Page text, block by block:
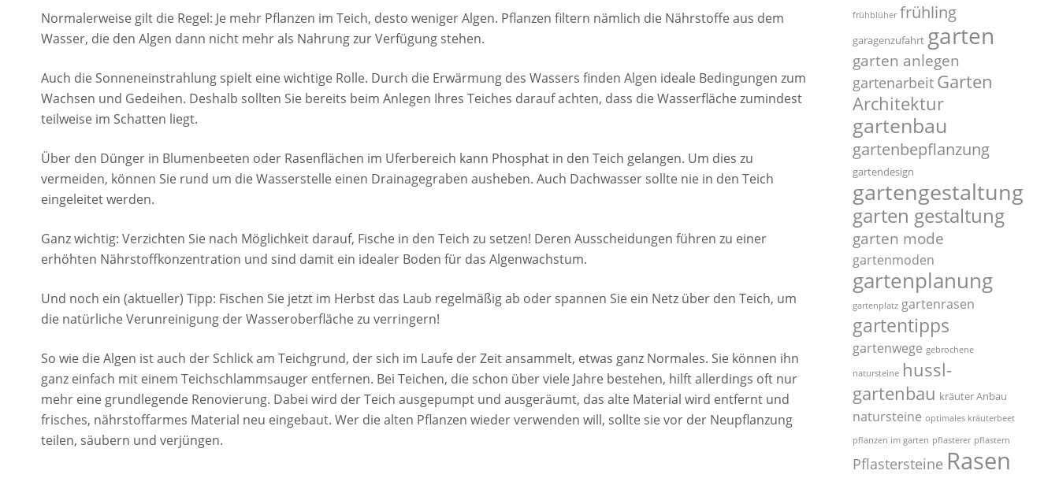
Normalerweise gilt die Regel: Je mehr Pflanzen im Teich, desto weniger Algen. Pflanzen filtern nämlich die Nährstoffe aus dem
Wasser, die den Algen dann nicht mehr als Nahrung zur Verfügung stehen.
Auch die Sonneneinstrahlung spielt eine wichtige Rolle. Durch die Erwärmung des Wassers finden Algen ideale Bedingungen zum
Wachsen und Gedeihen. Deshalb sollten Sie bereits beim Anlegen Ihres Teiches darauf achten, dass die Wasserfläche zumindest
teilweise im Schatten liegt.
Über den Dünger in Blumenbeeten oder Rasenflächen im Uferbereich kann Phosphat in den Teich gelangen. Um dies zu
vermeiden, können Sie rund um die Wasserstelle einen Drainagegraben ausheben. Auch Dachwasser sollte nie in den Teich
eingeleitet werden.
Ganz wichtig: Verzichten Sie nach Möglichkeit darauf, Fische in den Teich zu setzen! Deren Ausscheidungen führen zu einer
erhöhten Nährstoffkonzentration und sind damit ein idealer Boden für das Algenwachstum.
Und noch ein (aktueller) Tipp: Fischen Sie jetzt im Herbst das Laub regelmäßig ab oder spannen Sie ein Netz über den Teich, um
die natürliche Verunreinigung der Wasseroberfläche zu verringern!
So wie die Algen ist auch der Schlick am Teichgrund, der sich im Laufe der Zeit ansammelt, etwas ganz Normales. Sie können ihn
ganz einfach mit einem Teichschlammsauger entfernen. Bei Teichen, die schon über viele Jahre bestehen, hilft allerdings oft nur
mehr eine grundlegende Renovierung. Dabei wird der Teich ausgepumpt und ausgeräumt, das alte Material wird entfernt und
frisches, nährstoffarmes Material neu eingebaut. Wer die alten Pflanzen wieder verwenden will, sollte sie vor der Neupflanzung
teilen, säubern und verjüngen.
frühblüher frühling
garagenzufahrt garten
garten anlegen
gartenarbeit Garten
Architektur
gartenbau
gartenbepflanzung
gartendesign
gartengestaltung
garten gestaltung
garten mode
gartenmoden
gartenplanung
gartenplatz gartenrasen
gartentipps
gartenwege gebrochene
natursteine hussl-
gartenbau kräuter Anbau
natursteine optimales kräuterbeet
pflanzen im garten pflasterer pflastern
Pflastersteine Rasen